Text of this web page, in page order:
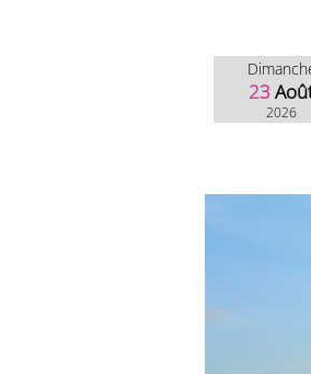
23
2026